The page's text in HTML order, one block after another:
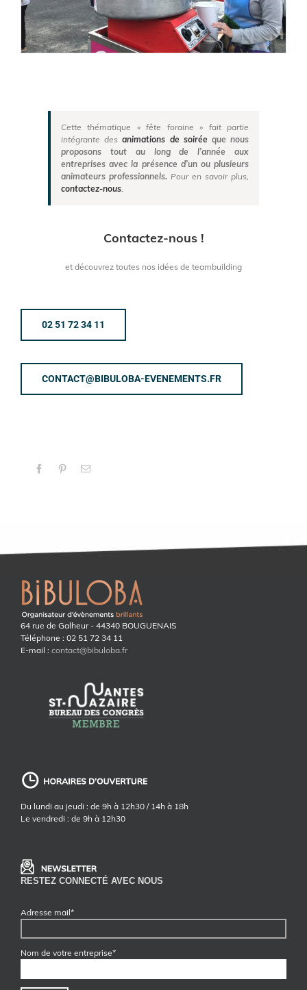
Cette thématique « fête foraine » fait partie
intégrante desanimations de soirée que nous
proposons tout au long de l’année aux
entreprises avec la présence d’un ou plusieurs
animateurs professionnels. Pour en savoir plus,
contactez-nous.
Contactez-nous !
et découvrez toutes nos idées de teambuilding
02 51 72 34 11
CONTACT@BIBULOBA-EVENEMENTS.FR
FacebookPinterestEmail
64 rue de Galheur - 44340 BOUGUENAIS
Téléphone : 02 51 72 34 11
E-mail : contact@bibuloba.fr
Du lundi au jeudi : de 9h à 12h30 / 14h à 18h
Le vendredi : de 9h à 12h30
RESTEZ CONNECTÉ AVEC NOUS
Adresse mail*
Nom de votre entreprise*